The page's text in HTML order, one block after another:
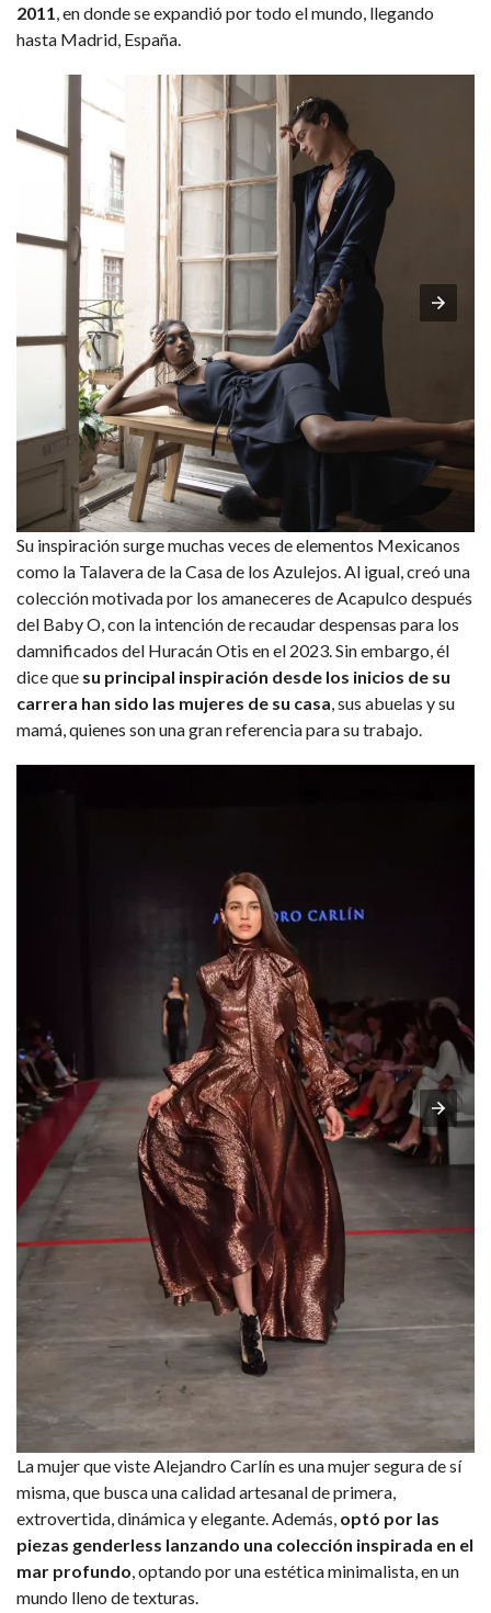
2011 , en donde se expandió por todo el mundo, llegando
hasta Madrid, España.
Su inspiración surge muchas veces de elementos Mexicanos
como la Talavera de la Casa de los Azulejos. Al igual, creó una
colección motivada por los amaneceres de Acapulco después
del Baby O, con la intención de recaudar despensas para los
damnificados del Huracán Otis en el 2023. Sin embargo, él
dice que su principal inspiración desde los inicios de su
carrera han sido las mujeres de su casa , sus abuelas y su
mamá, quienes son una gran referencia para su trabajo.
La mujer que viste Alejandro Carlín es una mujer segura de sí
misma, que busca una calidad artesanal de primera,
extrovertida, dinámica y elegante. Además, optó por las
piezas genderless lanzando una colección inspirada en el
mar profundo, optando por una estética minimalista, en un
mundo lleno de texturas.